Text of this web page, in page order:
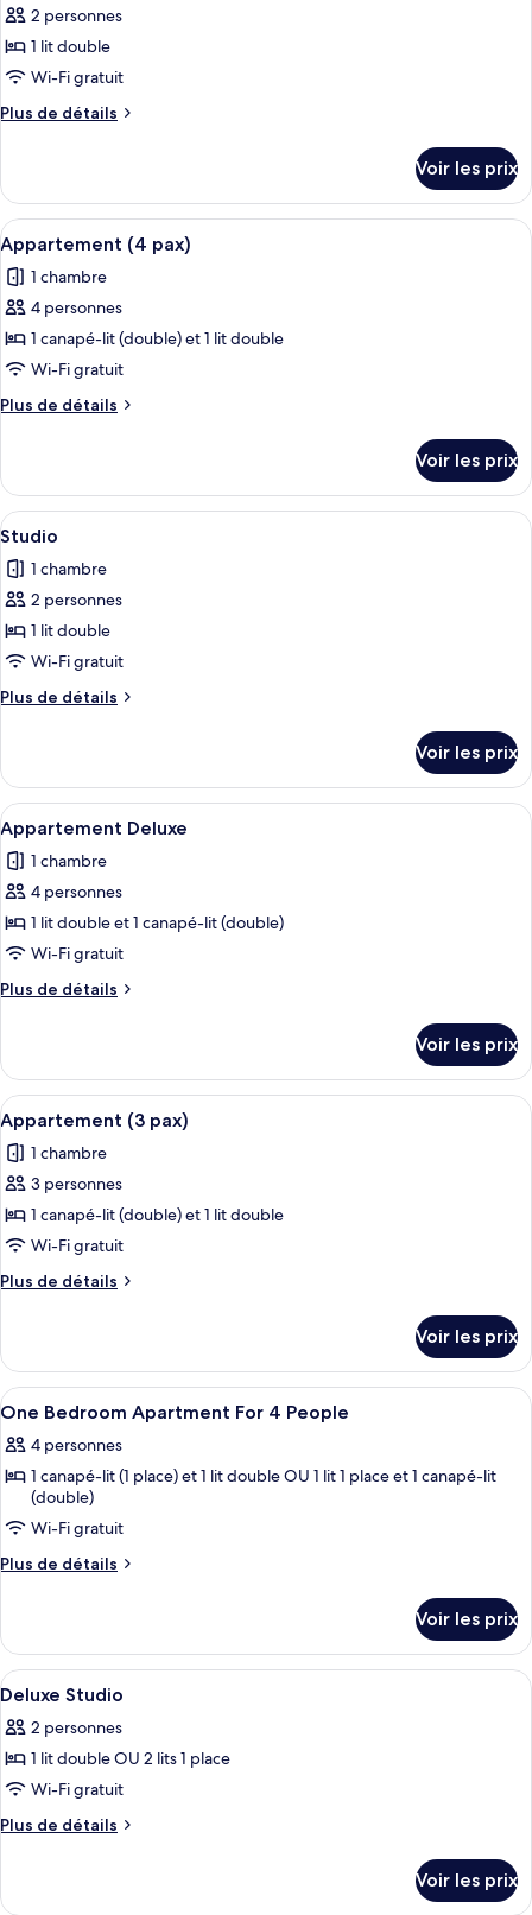
photos
pour
ce
type
de
Studio
Deluxe
2 personnes
1 lit double
Wi-Fi gratuit
Plus de détails
Plus
le
type
de
chambre
Studio
Deluxe
Voir les prix
Afficher
toutes
les
photos
pour
ce
type
de
Appartement
(4
pax)
Un salon moderne comprenant un
6
Appartement (4 pax)
1 chambre
4 personnes
1 canapé-lit (double) et 1 lit double
Wi-Fi gratuit
Plus de détails
Plus
le
type
de
Appartement
(4
Voir les prix
Afficher
toutes
les
photos
pour
ce
type
de
Studio
Une chambre d’hôtel avec un lit, un
5
Studio
1 chambre
2 personnes
1 lit double
Wi-Fi gratuit
Plus de détails
Plus
le
type
de
chambre
Studio
Voir les prix
Afficher
toutes
les
photos
pour
ce
type
de
Appartement
Deluxe
Un salon moderne comprenant un
6
Appartement Deluxe
1 chambre
4 personnes
1 lit double et 1 canapé-lit (double)
Wi-Fi gratuit
Plus de détails
Plus
le
type
de
chambre
Appartement
Deluxe
Voir les prix
Afficher
toutes
les
photos
pour
ce
type
de
Appartement
(3
pax)
Une chambre d’hôtel avec un lit,
5
Appartement (3 pax)
1 chambre
3 personnes
1 canapé-lit (double) et 1 lit double
Wi-Fi gratuit
Plus de détails
Plus
le
type
de
Appartement
(3
pax)
Voir les prix
Afficher
toutes
les
photos
pour
ce
type
One
Bedroom
Apartment
For
4
People
Coffres-forts dans les chambres,
10
One Bedroom Apartment For 4 People
4 personnes
1 canapé-lit (1 place) et 1 lit double OU 1 lit 1 place et 1 canapé-lit
(double)
Wi-Fi gratuit
Plus de détails
Plus
le
type
de
One
Bedroom
For
4
People
Voir les prix
Afficher
toutes
les
photos
pour
ce
chambre :
Coffres-forts dans les chambres,
6
Deluxe Studio
2 personnes
1 lit double OU 2 lits 1 place
Wi-Fi gratuit
Plus de détails
Plus
le
Voir les prix